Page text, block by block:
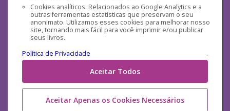
Cookies analíticos: Relacionados ao Google Analytics e a
outras ferramentas estatísticas que preservam o seu
anonimato. Utilizamos esses cookies para melhorar nosso
site, tornando mais fácil para você imprimir e/ou publicar
seus livros.
Política de Privacidade
.
Aceitar Todos
Aceitar Apenas os Cookies Necessários
Mídias Sociais